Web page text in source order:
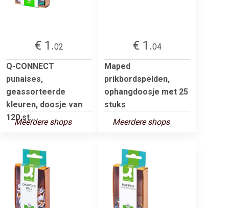
€ 1.02
Q-CONNECT
punaises,
geassorteerde
kleuren, doosje van
120 st...
Meerdere shops
€ 1.04
Maped
prikbordspelden,
ophangdoosje met 25
stuks
Meerdere shops